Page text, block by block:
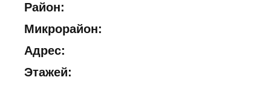
Район:
Микрорайон:
Адрес:
Этажей: